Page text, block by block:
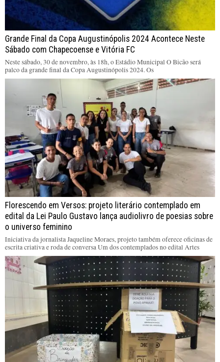
Grande Final da Copa Augustinópolis 2024 Acontece Neste
Sábado com Chapecoense e Vitória FC
Neste sábado, 30 de novembro, às 18h, o Estádio Municipal O Bicão será
palco da grande final da Copa Augustinópolis 2024. Os
Florescendo em Versos: projeto literário contemplado em
edital da Lei Paulo Gustavo lança audiolivro de poesias sobre
o universo feminino
Iniciativa da jornalista Jaqueline Moraes, projeto também oferece oficinas de
escrita criativa e roda de conversa Um dos contemplados no edital Artes